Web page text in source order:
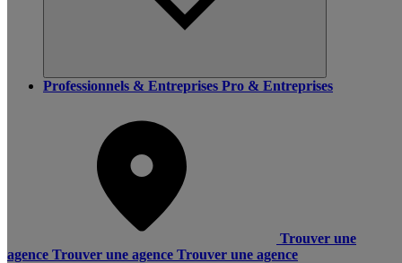
Professionnels & Entreprises Pro & Entreprises
Trouver une
agence Trouver une agence Trouver une agence